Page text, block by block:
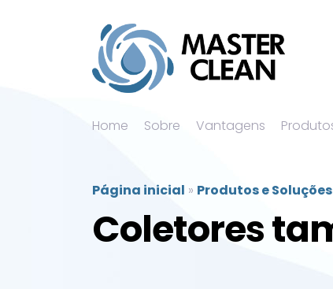
Home Sobre Vantagens
Página inicial » Produtos e Soluções
Coletores